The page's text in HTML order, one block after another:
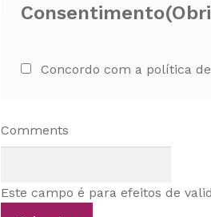
Consentimento
Concordo com a política
Comments
Este campo é para efeitos de